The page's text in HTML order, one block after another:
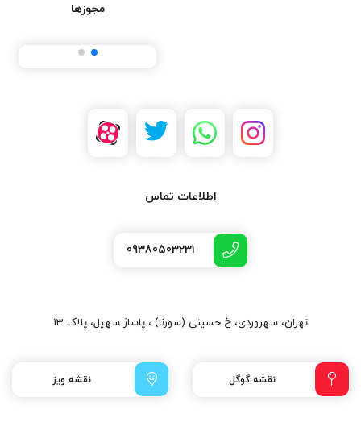
مجوزها
اطلاعات تماس
09380503231
تهران، سهروردی، خ حسینی (سورنا) ، پاساژ سهیل، پلاک 13
نقشه گوگل نقشه ویز